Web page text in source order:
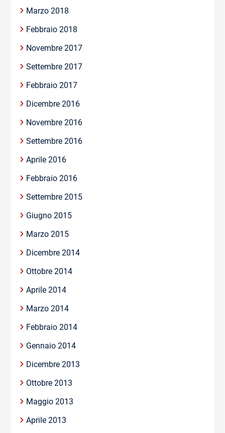
Marzo 2018
Febbraio 2018
Novembre 2017
Settembre 2017
Febbraio 2017
Dicembre 2016
Novembre 2016
Settembre 2016
Aprile 2016
Febbraio 2016
Settembre 2015
Giugno 2015
Marzo 2015
Dicembre 2014
Ottobre 2014
Aprile 2014
Marzo 2014
Febbraio 2014
Gennaio 2014
Dicembre 2013
Ottobre 2013
Maggio 2013
Aprile 2013